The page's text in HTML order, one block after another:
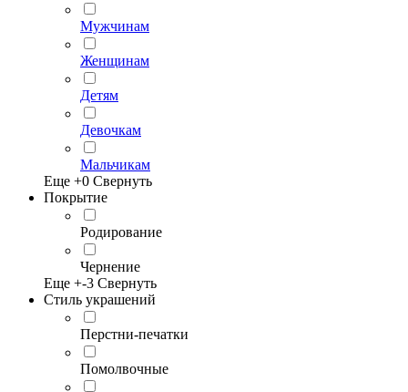
Мужчинам
Женщинам
Детям
Девочкам
Мальчикам
Еще +0 Свернуть
Покрытие
Родирование
Чернение
Еще +-3 Свернуть
Стиль украшений
Перстни-печатки
Помолвочные